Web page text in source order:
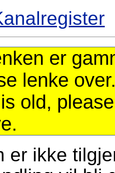
er
lenke
old,
er ikke